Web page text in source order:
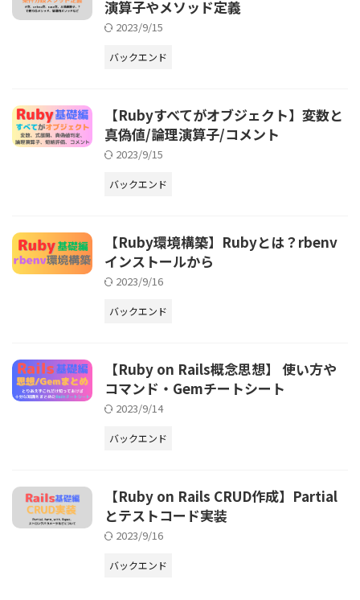
演算子やメソッド定義
2023/9/15
バックエンド
【Rubyすべてがオブジェクト】変数と
真偽値/論理演算子/コメント
2023/9/15
バックエンド
【Ruby環境構築】Rubyとは？rbenv
インストールから
2023/9/16
バックエンド
【Ruby on Rails概念思想】 使い方や
コマンド・Gemチートシート
2023/9/14
バックエンド
【Ruby on Rails CRUD作成】Partial
とテストコード実装
2023/9/16
バックエンド